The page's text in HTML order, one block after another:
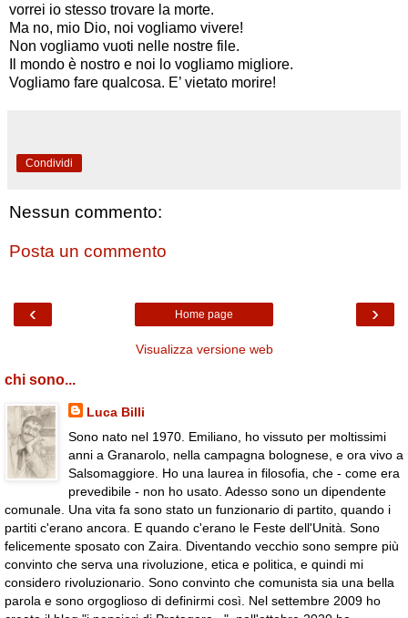
vorrei io stesso trovare la morte.
Ma no, mio Dio, noi vogliamo vivere!
Non vogliamo vuoti nelle nostre file.
Il mondo è nostro e noi lo vogliamo migliore.
Vogliamo fare qualcosa. E’ vietato morire!
Condividi
Nessun commento:
Posta un commento
‹ ›
Home page
Visualizza versione web
chi sono...
Luca Billi
Sono nato nel 1970. Emiliano, ho vissuto per moltissimi
anni a Granarolo, nella campagna bolognese, e ora vivo a
Salsomaggiore. Ho una laurea in filosofia, che - come era
prevedibile - non ho usato. Adesso sono un dipendente
comunale. Una vita fa sono stato un funzionario di partito, quando i
partiti c'erano ancora. E quando c'erano le Feste dell'Unità. Sono
felicemente sposato con Zaira. Diventando vecchio sono sempre più
convinto che serva una rivoluzione, etica e politica, e quindi mi
considero rivoluzionario. Sono convinto che comunista sia una bella
parola e sono orgoglioso di definirmi così. Nel settembre 2009 ho